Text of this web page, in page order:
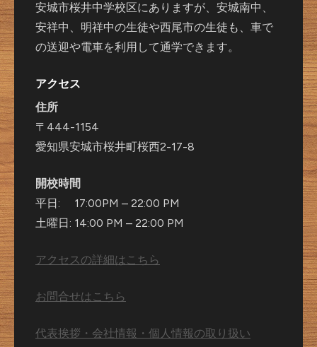
安城市桜井中学校区にありますが、安城南中、
安祥中、明祥中の生徒や西尾市の生徒も、車で
の送迎や電車を利用して通学できます。
アクセス
住所
〒444-1154
愛知県安城市桜井町桜西2-17-8
開校時間
平日: 17:00PM – 22:00 PM
土曜日: 14:00 PM – 22:00 PM
アクセスの詳細はこちら
お問合せはこちら
代表挨拶・会社情報・個人情報の取り扱い